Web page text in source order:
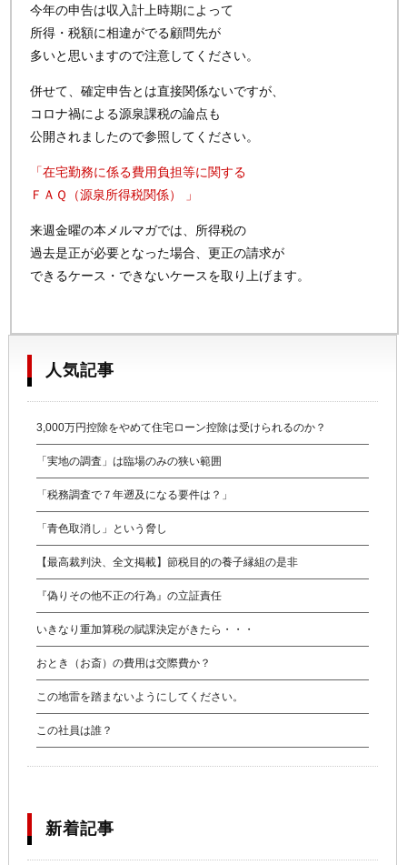
今年の申告は収入計上時期によって
所得・税額に相違がでる顧問先が
多いと思いますので注意してください。
併せて、確定申告とは直接関係ないですが、
コロナ禍による源泉課税の論点も
公開されましたので参照してください。
「在宅勤務に係る費用負担等に関する
ＦＡＱ（源泉所得税関係） 」
来週金曜の本メルマガでは、所得税の
過去是正が必要となった場合、更正の請求が
できるケース・できないケースを取り上げます。
人気記事
3,000万円控除をやめて住宅ローン控除は受けられるのか？
「実地の調査」は臨場のみの狭い範囲
「税務調査で７年遡及になる要件は？」
「青色取消し」という脅し
【最高裁判決、全文掲載】節税目的の養子縁組の是非
『偽りその他不正の行為』の立証責任
いきなり重加算税の賦課決定がきたら・・・
おとき（お斎）の費用は交際費か？
この地雷を踏まないようにしてください。
この社員は誰？
新着記事